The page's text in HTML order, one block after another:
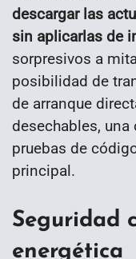
descargar las
sin aplicarlas de
sorpresivos a
posibilidad de
de arranque
desechables,
pruebas de
principal.
Seguridad
energética